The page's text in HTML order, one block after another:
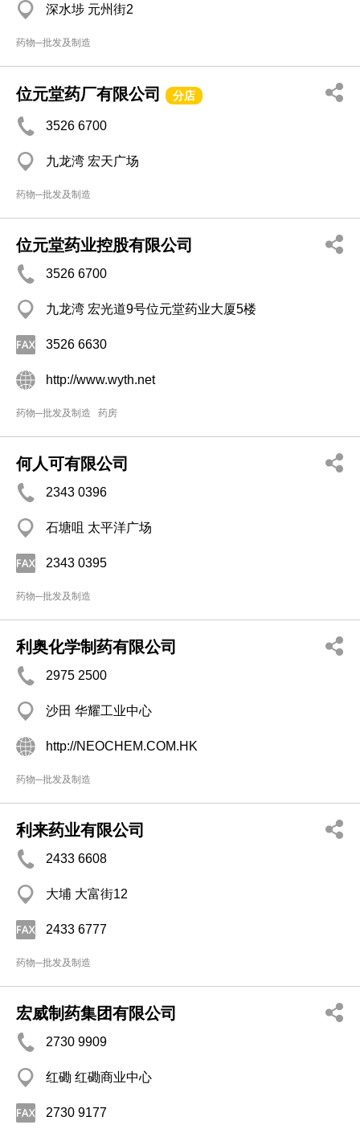
深水埗 元州街2
药物─批发及制造
位元堂药厂有限公司 分店
3526 6700
九龙湾 宏天广场
药物─批发及制造
位元堂药业控股有限公司
3526 6700
九龙湾 宏光道9号位元堂药业大厦5楼
3526 6630
http://www.wyth.net
药物─批发及制造 药房
何人可有限公司
2343 0396
石塘咀 太平洋广场
2343 0395
药物─批发及制造
利奥化学制药有限公司
2975 2500
沙田 华耀工业中心
http://NEOCHEM.COM.HK
药物─批发及制造
利来药业有限公司
2433 6608
大埔 大富街12
2433 6777
药物─批发及制造
宏威制药集团有限公司
2730 9909
红磡 红磡商业中心
2730 9177